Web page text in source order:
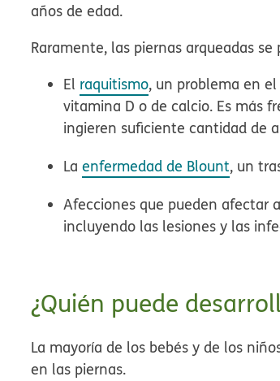
años de edad.
Raramente, las piernas arqueadas
El raquitismo, un problema en
vitamina D o de calcio. Es más
ingieren suficiente cantidad de
Laenfermedad de Blount, un
Afecciones que pueden afectar
incluyendo las lesiones y las
¿Quién puede
La mayoría de los bebés y de los
en las piernas.